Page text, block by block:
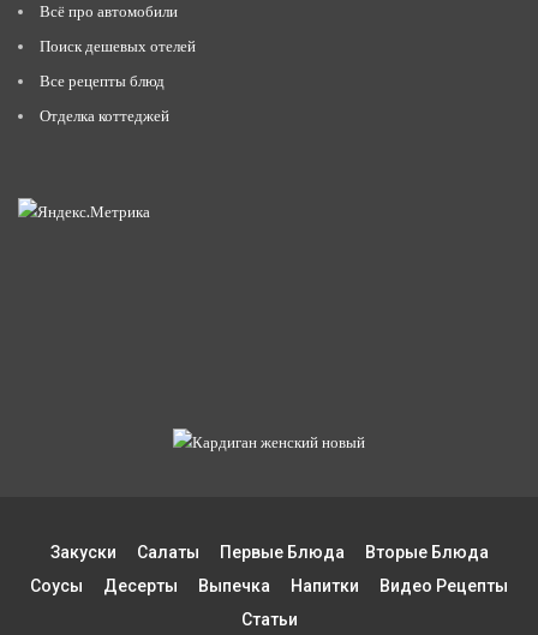
Всё про автомобили
Поиск дешевых отелей
Все рецепты блюд
Отделка коттеджей
Закуски Салаты Первые Блюда
Вторые Блюда
Соусы
Десерты Выпечка Напитки
Видео Рецепты
Статьи